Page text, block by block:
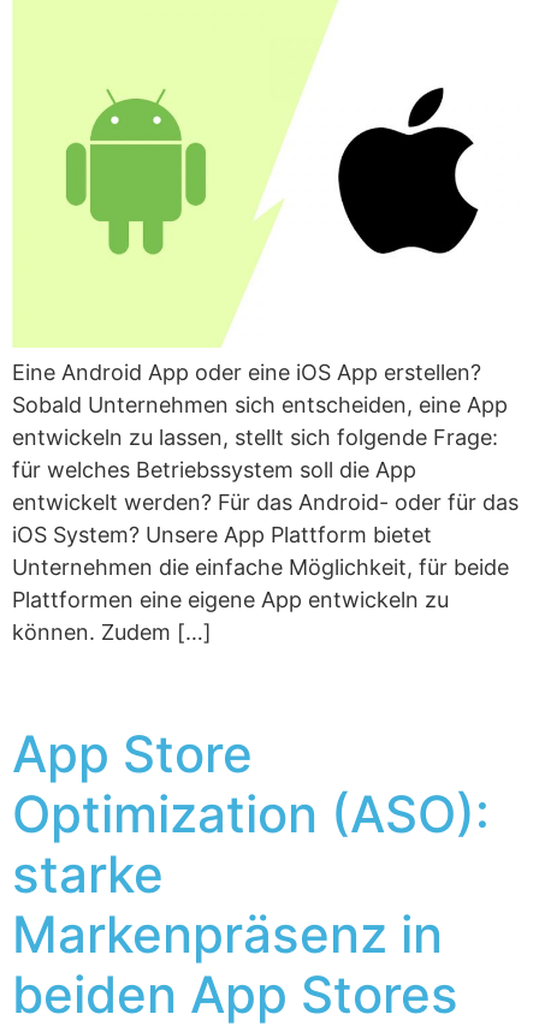
Eine Android App oder eine iOS App erstellen?
Sobald Unternehmen sich entscheiden, eine App
entwickeln zu lassen, stellt sich folgende Frage:
für welches Betriebssystem soll die App
entwickelt werden? Für das Android- oder für das
iOS System? Unsere App Plattform bietet
Unternehmen die einfache Möglichkeit, für beide
Plattformen eine eigene App entwickeln zu
können. Zudem […]
App Store
Optimization (ASO):
starke
Markenpräsenz in
beiden App Stores